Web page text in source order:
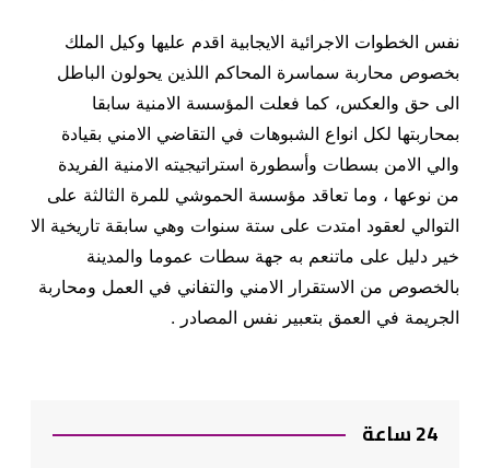
نفس الخطوات الاجرائية الايجابية اقدم عليها وكيل الملك
بخصوص محاربة سماسرة المحاكم اللذين يحولون الباطل
الى حق والعكس، كما فعلت المؤسسة الامنية سابقا
بمحاربتها لكل انواع الشبوهات في التقاضي الامني بقيادة
والي الامن بسطات وأسطورة استراتيجيته الامنية الفريدة
من نوعها ، وما تعاقد مؤسسة الحموشي للمرة الثالثة على
التوالي لعقود امتدت على ستة سنوات وهي سابقة تاريخية الا
خير دليل على ماتنعم به جهة سطات عموما والمدينة
بالخصوص من الاستقرار الامني والتفاني في العمل ومحاربة
الجريمة في العمق بتعبير نفس المصادر .
24 ساعة